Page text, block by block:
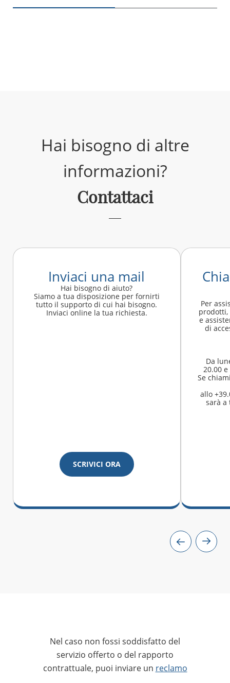
Hai bisogno di altre
informazioni?
Contattaci
Inviaci una mail
Hai bisogno di aiuto?
Siamo a tua disposizione per fornirti
tutto il supporto di cui hai bisogno.
Inviaci online la tua richiesta.
SCRIVICI ORA
Per
e
di
Da
20.00
Se
allo
sarà a
Nel caso non fossi soddisfatto del
servizio offerto o del rapporto
contrattuale, puoi inviare un reclamo